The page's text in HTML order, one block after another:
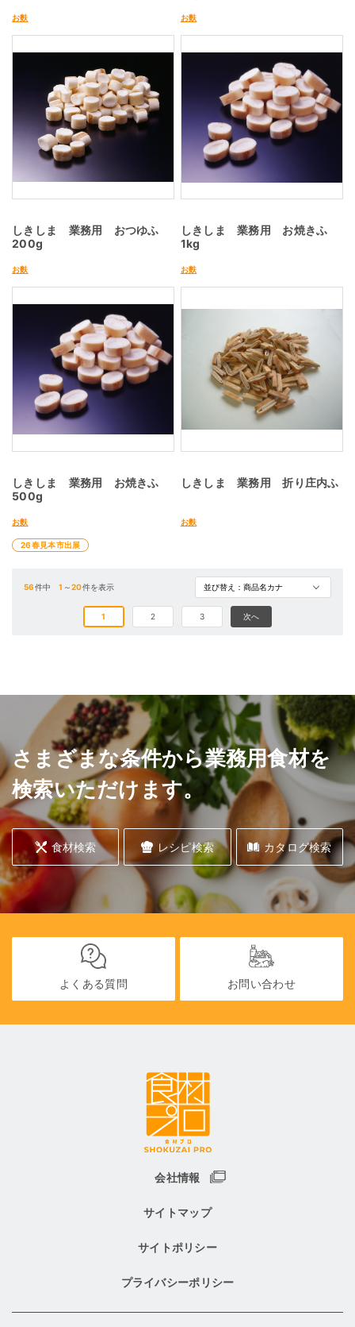
お麩 お麩
しきしま 業務用 おつゆふ
200g
お麩
しきしま 業務用 お焼きふ
1kg
お麩
しきしま 業務用 お焼きふ
500g
お麩
26春見本市出展
しきしま 業務用 折り庄内ふ
お麩
56件中1 ～20件を表示
1 2 3 次へ
さまざまな条件から業務用食材を
検索いただけます。
食材検索 レシピ検索 カタログ検索
よくある質問 お問い合わせ
会社情報
サイトマップ
サイトポリシー
プライバシーポリシー